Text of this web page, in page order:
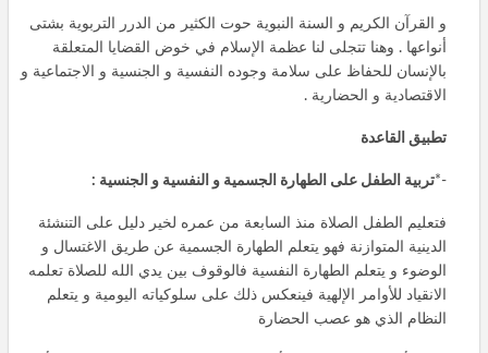
و القرآن الكريم و السنة النبوية حوت الكثير من الدرر التربوية بشتى
أنواعها . وهنا تتجلى لنا عظمة الإسلام في خوض القضايا المتعلقة
بالإنسان للحفاظ على سلامة وجوده النفسية و الجنسية و الاجتماعية و
الاقتصادية و الحضارية .
تطبيق القاعدة
-*تربية الطفل على الطهارة الجسمية و النفسية و الجنسية :
فتعليم الطفل الصلاة منذ السابعة من عمره لخير دليل على التنشئة
الدينية المتوازنة فهو يتعلم الطهارة الجسمية عن طريق الاغتسال و
الوضوء و يتعلم الطهارة النفسية فالوقوف بين يدي الله للصلاة تعلمه
الانقياد للأوامر الإلهية فينعكس ذلك على سلوكياته اليومية و يتعلم
النظام الذي هو عصب الحضارة